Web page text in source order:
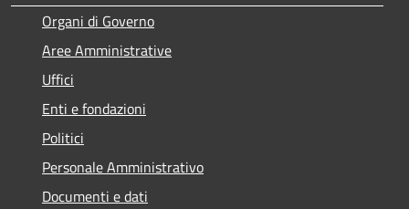
Organi di Governo
Aree Amministrative
Uffici
Enti e fondazioni
Politici
Personale Amministrativo
Documenti e dati